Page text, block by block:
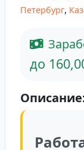
Петербург,
до